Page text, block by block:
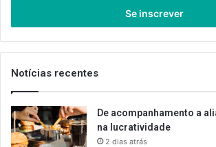
de
email
Notícias recentes
De acompanhamento a
na lucratividade
2 dias atrás